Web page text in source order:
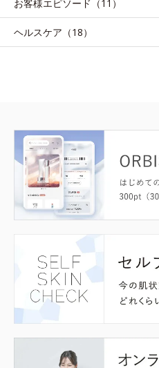
お客様エピソード（11）
ヘルスケア（18）